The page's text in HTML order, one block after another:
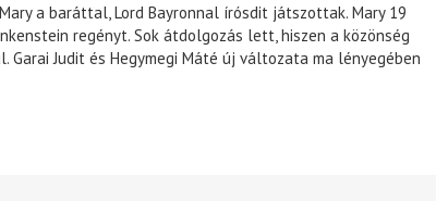
a baráttal, Lord Bayronnal írósdit játszottak. Mary 19
regényt. Sok átdolgozás lett, hiszen a közönség
Judit és Hegymegi Máté új változata ma lényegében